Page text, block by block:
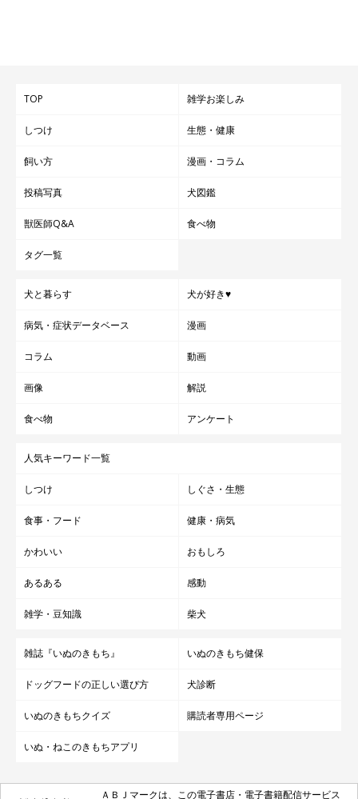
TOP 雑学お楽しみ
しつけ 生態・健康
飼い方 漫画・コラム
投稿写真 犬図鑑
獣医師Q&A 食べ物
タグ一覧
犬と暮らす 犬が好き♥
病気・症状データベース 漫画
コラム 動画
画像 解説
食べ物 アンケート
人気キーワード一覧
しつけ しぐさ・生態
食事・フード 健康・病気
かわいい おもしろ
あるある 感動
雑学・豆知識 柴犬
雑誌『いぬのきもち』 いぬのきもち健保
ドッグフードの正しい選び方 犬診断
いぬのきもちクイズ 購読者専用ページ
いぬ・ねこのきもちアプリ
ＡＢＪマークは、この電子書店・電子書籍配信サービス